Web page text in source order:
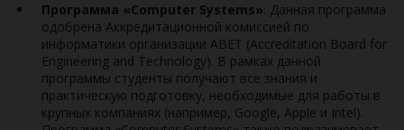
Программа «Computer Systems»: Данная программа
одобрена Аккредитационной комиссией по
информатики организации ABET (Accreditation Board for
Engineering and Technology). В рамках данной
программы студенты получают все знания и
практическую подготовку, необходимые для работы в
крупных компаниях (например, Google, Apple и Intel).